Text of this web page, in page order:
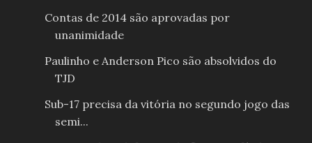
Contas de 2014 são aprovadas por
unanimidade
Paulinho e Anderson Pico são absolvidos do
TJD
Sub-17 precisa da vitória no segundo jogo das
semi...